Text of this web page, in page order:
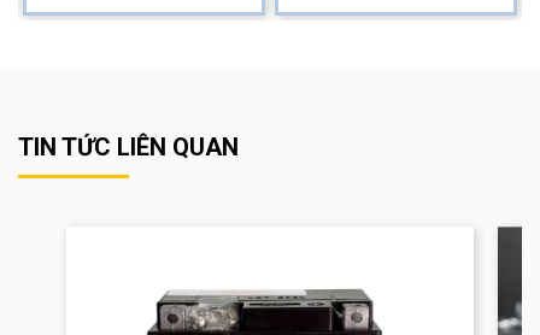
TIN TỨC LIÊN QUAN